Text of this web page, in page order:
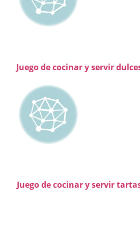
Juego de cocinar y servir
Juego de cocinar y servir